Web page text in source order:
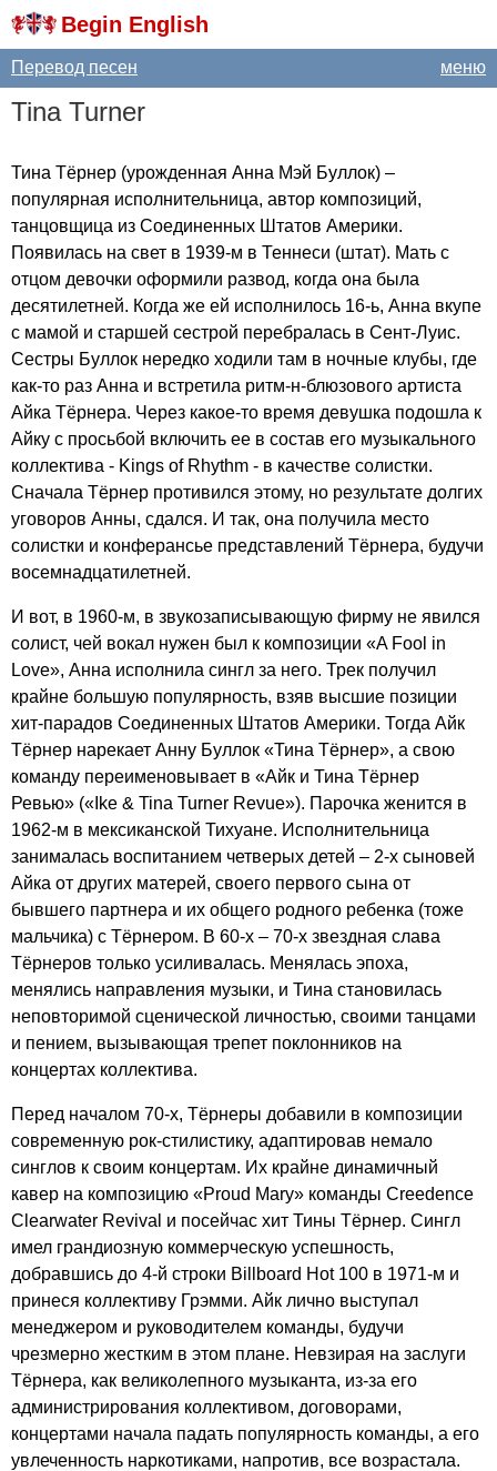
Begin English
меню
Перевод песен
Tina Turner
Тина Тёрнер (урожденная Анна Мэй Буллок) –
популярная исполнительница, автор композиций,
танцовщица из Соединенных Штатов Америки.
Появилась на свет в 1939-м в Теннеси (штат). Мать с
отцом девочки оформили развод, когда она была
десятилетней. Когда же ей исполнилось 16-ь, Анна вкупе
с мамой и старшей сестрой перебралась в Сент-Луис.
Сестры Буллок нередко ходили там в ночные клубы, где
как-то раз Анна и встретила ритм-н-блюзового артиста
Айка Тёрнера. Через какое-то время девушка подошла к
Айку с просьбой включить ее в состав его музыкального
коллектива - Kings of Rhythm - в качестве солистки.
Сначала Тёрнер противился этому, но результате долгих
уговоров Анны, сдался. И так, она получила место
солистки и конферансье представлений Тёрнера, будучи
восемнадцатилетней.
И вот, в 1960-м, в звукозаписывающую фирму не явился
солист, чей вокал нужен был к композиции «A Fool in
Love», Анна исполнила сингл за него. Трек получил
крайне большую популярность, взяв высшие позиции
хит-парадов Соединенных Штатов Америки. Тогда Айк
Тёрнер нарекает Анну Буллок «Тина Тёрнер», а свою
команду переименовывает в «Айк и Тина Тёрнер
Ревью» (« Ike & Tina Turner Revue»). Парочка женится в
1962-м в мексиканской Тихуане. Исполнительница
занималась воспитанием четверых детей – 2-х сыновей
Айка от других матерей, своего первого сына от
бывшего партнера и их общего родного ребенка (тоже
мальчика) с Тёрнером. В 60-х – 70-х звездная слава
Тёрнеров только усиливалась. Менялась эпоха,
менялись направления музыки, и Тина становилась
неповторимой сценической личностью, своими танцами
и пением, вызывающая трепет поклонников на
концертах коллектива.
Перед началом 70-х, Тёрнеры добавили в композиции
современную рок-стилистику, адаптировав немало
синглов к своим концертам. Их крайне динамичный
кавер на композицию «Proud Mary» команды Creedence
Clearwater Revival и посейчас хит Тины Тёрнер. Сингл
имел грандиозную коммерческую успешность,
добравшись до 4-й строки Billboard Hot100 в 1971-м и
принеся коллективу Грэмми. Айк лично выступал
менеджером и руководителем команды, будучи
чрезмерно жестким в этом плане. Невзирая на заслуги
Тёрнера, как великолепного музыканта, из-за его
администрирования коллективом, договорами,
концертами начала падать популярность команды, а его
увлеченность наркотиками, напротив, все возрастала.